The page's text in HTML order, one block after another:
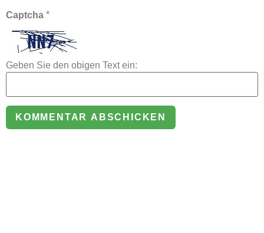
Captcha *
Geben Sie den obigen Text ein: